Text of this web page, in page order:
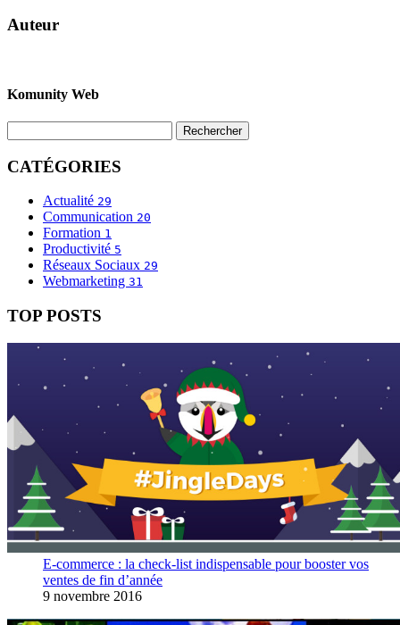
Auteur
Komunity Web
CATÉGORIES
Actualité 29
Communication 20
Formation 1
Productivité 5
Réseaux Sociaux 29
Webmarketing 31
TOP POSTS
E-commerce : la check-list indispensable pour booster vos
ventes de fin d’année
9 novembre 2016